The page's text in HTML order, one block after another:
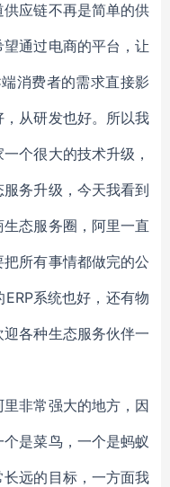
应链不再是简单的供
通过电商的平台，让
消费者的需求直接影
从研发也好。所以我
个很大的技术升级，
务升级，今天我看到
态服务圈，阿里一直
所有事情都做完的公
系统也好，还有物
各种生态服务伙伴一
非常强大的地方，因
是菜鸟，一个是蚂蚁
远的目标，一方面我